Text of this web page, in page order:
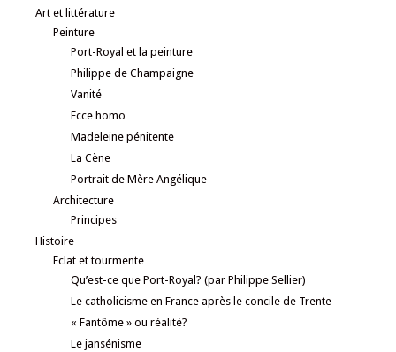
Art et littérature
Peinture
Port-Royal et la peinture
Philippe de Champaigne
Vanité
Ecce homo
Madeleine pénitente
La Cène
Portrait de Mère Angélique
Architecture
Principes
Histoire
Eclat et tourmente
Qu’est-ce que Port-Royal? (par Philippe Sellier)
Le catholicisme en France après le concile de Trente
« Fantôme » ou réalité?
Le jansénisme